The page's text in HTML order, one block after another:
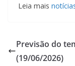
Leia mais
Previsão do
(19/06/2026)